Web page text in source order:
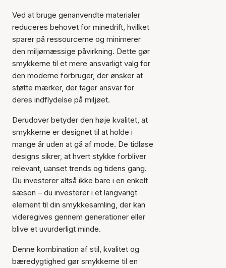
Ved at bruge genanvendte materialer
reduceres behovet for minedrift, hvilket
sparer på ressourcerne og minimerer
den miljømæssige påvirkning. Dette gør
smykkerne til et mere ansvarligt valg for
den moderne forbruger, der ønsker at
støtte mærker, der tager ansvar for
deres indflydelse på miljøet.
Derudover betyder den høje kvalitet, at
smykkerne er designet til at holde i
mange år uden at gå af mode. De tidløse
designs sikrer, at hvert stykke forbliver
relevant, uanset trends og tidens gang.
Du investerer altså ikke bare i en enkelt
sæson – du investerer i et langvarigt
element til din smykkesamling, der kan
videregives gennem generationer eller
blive et uvurderligt minde.
Denne kombination af stil, kvalitet og
bæredygtighed gør smykkerne til en